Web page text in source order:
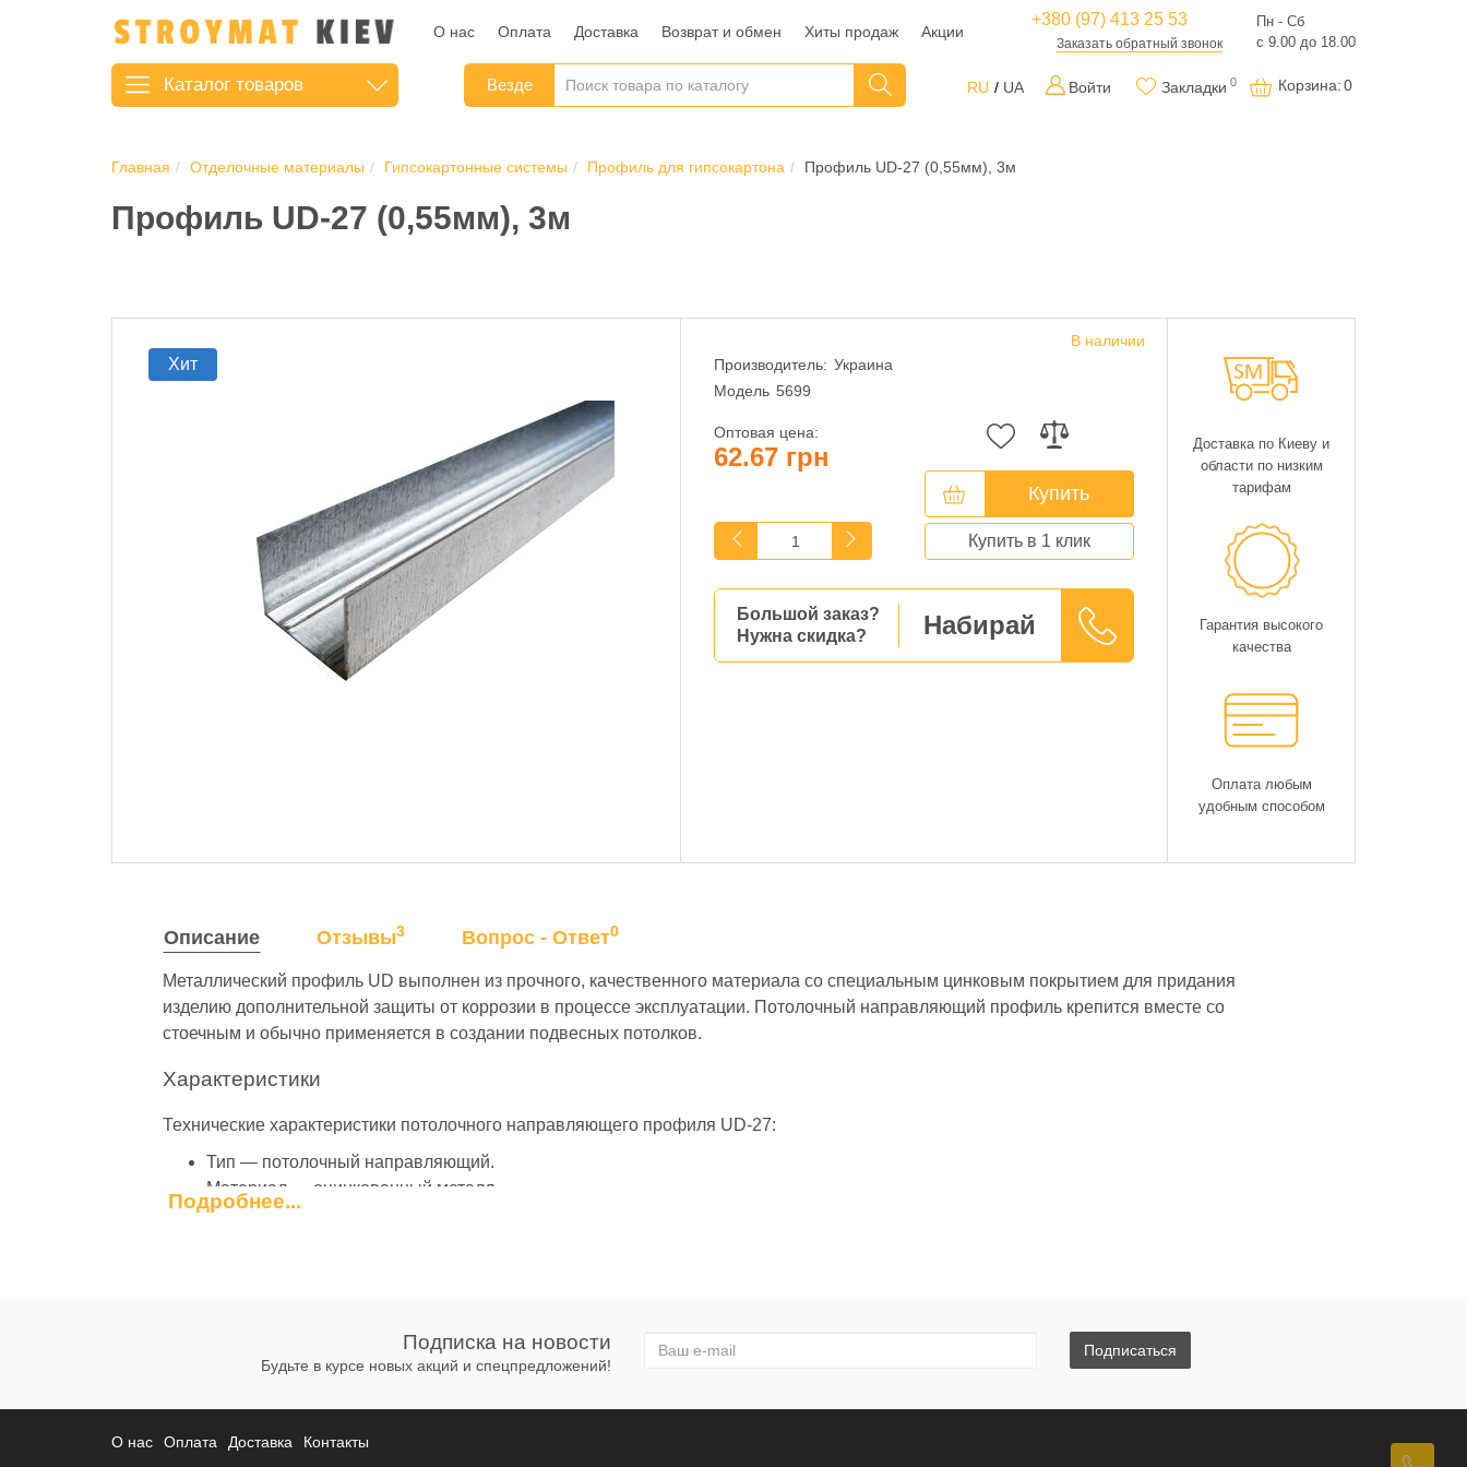
О нас Оплата Доставка Возврат и обмен Хиты продаж Акции
+380 (97) 413 25 53
Заказать обратный звонок
Пн - Сб
с 9.00 до 18.00
Каталог товаров Везде RU UA Войти Закладки 0 Корзина: 0
Главная Отделочные материалы Гипсокартонные системы Профиль для гипсокартона Профиль UD-27 (0,55мм), 3м
Профиль UD-27 (0,55мм), 3м
Хит Производитель: Украина
Модель 5699
В наличии
Оптовая цена:
62.67 грн
Купить
Купить в 1 клик
Большой заказ?
Нужна скидка?
Набирай
Доставка по Киеву и
области по низким
тарифам
Гарантия высокого
качества
Оплата любым
удобным способом
Описание Отзывы3 Вопрос - Ответ0
Металлический профиль UD выполнен из прочного, качественного материала со специальным цинковым покрытием для придания
изделию дополнительной защиты от коррозии в процессе эксплуатации. Потолочный направляющий профиль крепится вместе со
стоечным и обычно применяется в создании подвесных потолков.
Характеристики
Технические характеристики потолочного направляющего профиля UD-27:
Тип — потолочный направляющий.
Материал — оцинкованный металл.
Форма — П-образная.
Преимущества потолочного направляющего UD-27
Простота в установке.
Подробнее...
Подписка на новости
Будьте в курсе новых акций и спецпредложений!
Подписаться
О нас Оплата Доставка Контакты